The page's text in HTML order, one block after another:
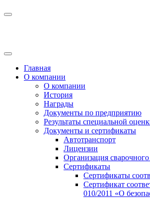
Главная
О компании
О компании
История
Награды
Документы по предприятию
Результаты специальной
Документы и сертификаты
Автотранспорт
Лицензии
Организация
Cертификаты
Сертификаты
Сертификат
010/2011 «О